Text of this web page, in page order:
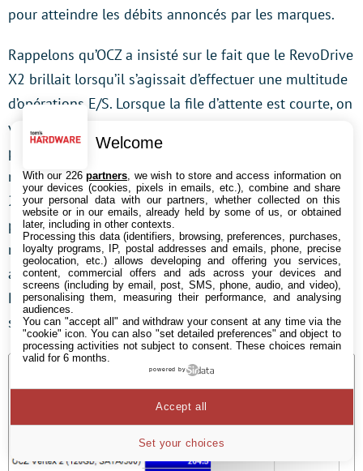
pour atteindre les débits annoncés par les marques.
Rappelons qu’OCZ a insisté sur le fait que le RevoDrive
X2 brillait lorsqu’il s’agissait d’effectuer une multitude
d’opérations E/S. Lorsque la file d’attente est courte, on
voit qu’il finit premier mais les 30,7 Mo/sec ne sont
pas impressionnants dans l’absolu et même encore
moins lorsque l’on voit le Vertex 2 finir dernier avec
22,4 Mo/sec. En passant à l’autre extrême (ce qui n’est
pas représentatif des environnements qui sont les
nôtres), le RevoDrive X2 et ses quatre contrôleurs
atteint des sommets avec 466,7 Mo/sec tandis que le
RevoDrive première version est à la traîne avec
seulement 210,7 Mo.
Welcome
With our 226partners , we wish to store and access information on
your devices (cookies, pixels in emails, etc.), combine and share
your personal data with our partners, whether collected on this
website or in our emails, already held by some of us, or obtained
later, including in other contexts.
Processing this data (identifiers, browsing, preferences, purchases,
loyalty programs, IP, postal addresses and emails, phone, precise
geolocation, etc.) allows developing and offering you services,
content, commercial offers and ads across your devices and
screens (including by email, post, SMS, phone, audio, and video),
personalising them, measuring their performance, and analysing
audiences.
You can "accept all" and withdraw your consent at any time via the
"cookie" icon. You can also "set detailed preferences" and object to
processing activities not subject to consent. These choices remain
valid for 6 months.
powered by
Set your choices
Accept all